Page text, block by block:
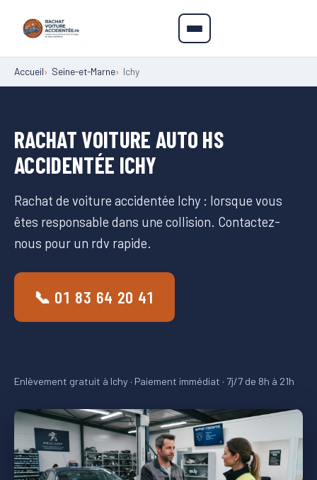
Accueil Seine-et-Marne Ichy
RACHAT VOITURE AUTO HS
ACCIDENTÉE ICHY
Rachat de voiture accidentée Ichy : lorsque vous
êtes responsable dans une collision. Contactez-
nous pour un rdv rapide.
📞 01 83 64 20 41
Enlèvement gratuit à Ichy · Paiement immédiat · 7j/7 de 8h à 21h